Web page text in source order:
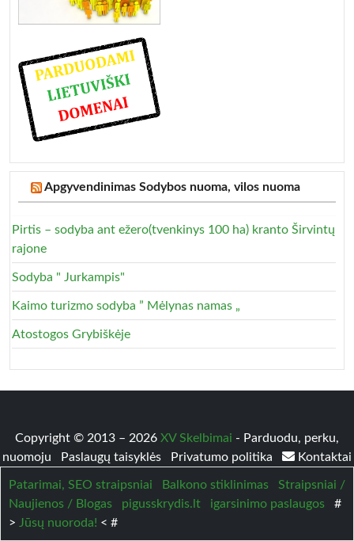
Apgyvendinimas Sodybos nuoma, vilos nuoma
Pirtis – sodyba ant ežero(tvenkinys 100 ha) kranto Širvintų
rajone
Sodyba " Jurkampis"
Kaimo turizmo sodyba ” Mėlynas namas „
Atostogos Grybiškėje
Copyright © 2013 – 2026 XV Skelbimai - Parduodu, perku,
nuomoju
Paslaugų taisyklės Privatumo politika Kontaktai
Patarimai, SEO straipsniai Balkono stiklinimas
Straipsniai /
Naujienos / Blogas
pigusskrydis.lt igarsinimo paslaugos #
> Jūsų nuoroda! < #